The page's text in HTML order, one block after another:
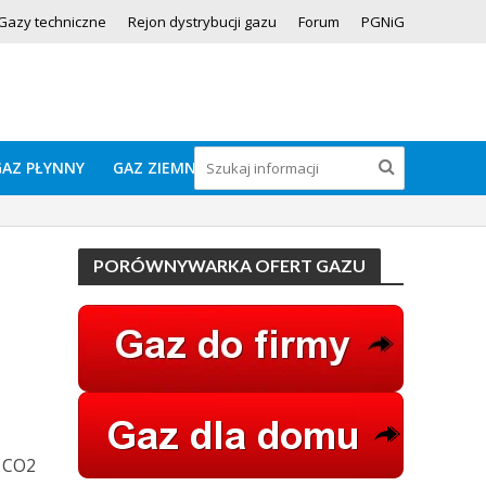
techniczne Rejon dystrybucji gazu Forum PGNiG
PŁYNNY GAZ ZIEMNY
PORÓWNYWARKA OFERT GAZU